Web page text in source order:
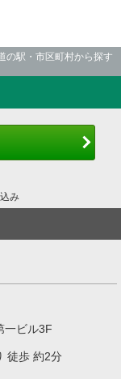
の駅・市区町村から探す
み
一ビル3F
徒歩 約2分